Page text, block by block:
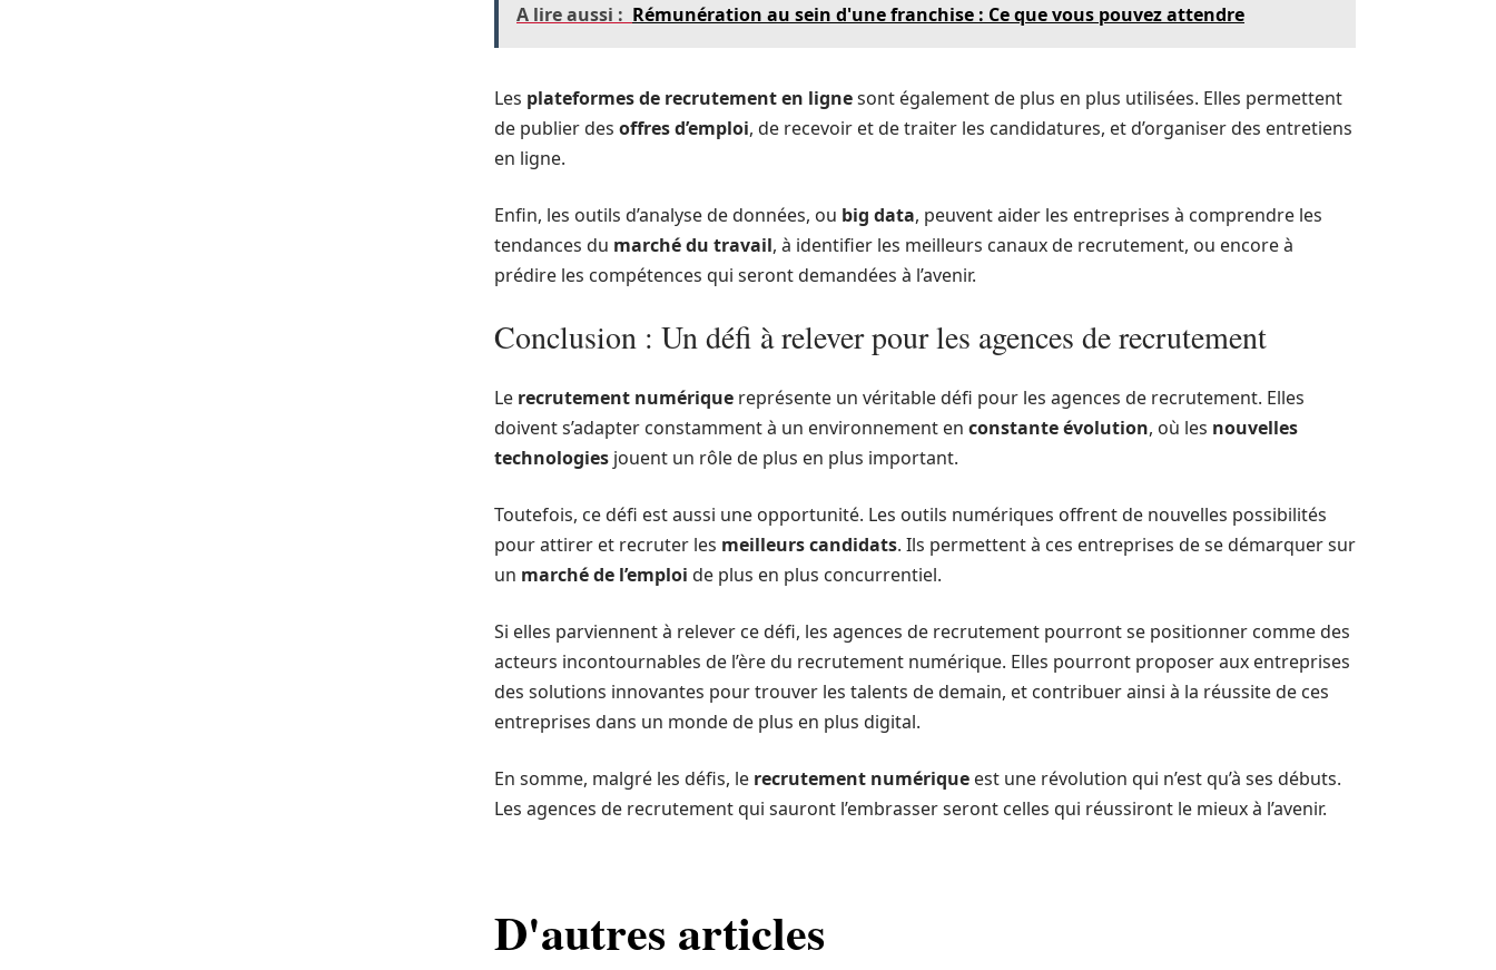
A lire aussi : Rémunération au sein d'une franchise : Ce que vous pouvez attendre
Les plateformes de recrutement en lignesont également de plus en plus utilisées. Elles permettent
de publier des offres d’emploi, de recevoir et de traiter les candidatures, et d’organiser des entretiens
en ligne.
Enfin, les outils d’analyse de données, ou big data, peuvent aider les entreprises à comprendre les
tendances du marché du travail, à identifier les meilleurs canaux de recrutement, ou encore à
prédire les compétences qui seront demandées à l’avenir.
Conclusion : Un défi à relever pour les agences de recrutement
Le recrutement numérique représente un véritable défi pour les agences de recrutement. Elles
doivent s’adapter constamment à un environnement en constante évolution, où les nouvelles
technologies jouent un rôle de plus en plus important.
Toutefois, ce défi est aussi une opportunité. Les outils numériques offrent de nouvelles possibilités
pour attirer et recruter les meilleurs candidats. Ils permettent à ces entreprises de se démarquer sur
un marché de l’emploi de plus en plus concurrentiel.
Si elles parviennent à relever ce défi, les agences de recrutement pourront se positionner comme des
acteurs incontournables de l’ère du recrutement numérique. Elles pourront proposer aux entreprises
des solutions innovantes pour trouver les talents de demain, et contribuer ainsi à la réussite de ces
entreprises dans un monde de plus en plus digital.
En somme, malgré les défis, le recrutement numérique est une révolution qui n’est qu’à ses débuts.
Les agences de recrutement qui sauront l’embrasser seront celles qui réussiront le mieux à l’avenir.
D'autres articles